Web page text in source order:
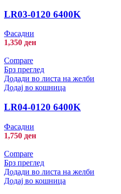
LR03-0120 6400K
Фасадни
1,350 ден
Compare
Брз преглед
Додади во листа на желби
Додај во кошница
LR04-0120 6400K
Фасадни
1,750 ден
Compare
Брз преглед
Додади во листа на желби
Додај во кошница